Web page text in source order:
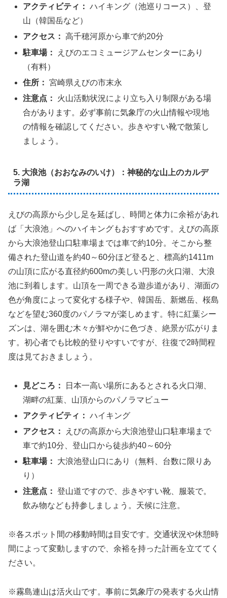
アクティビティ： ハイキング（池巡りコース）、登
山（韓国岳など）
アクセス： 高千穂河原から車で約20分
駐車場：
えびのエコミュージアムセンターにあり
（有料）
住所： 宮崎県えびの市末永
注意点：
火山活動状況により立ち入り制限がある場
合があります。必ず事前に気象庁の火山情報や現地
の情報を確認してください。歩きやすい靴で散策し
ましょう。
5. 大浪池（おおなみのいけ）：神秘的な山上のカルデ
ラ湖
えびの高原から少し足を延ばし、時間と体力に余裕があれ
ば「大浪池」へのハイキングもおすすめです。えびの高原
から大浪池登山口駐車場までは車で約10分。そこから整
備された登山道を約40～60分ほど登ると、標高約1411m
の山頂に広がる直径約600mの美しい円形の火口湖、大浪
池に到着します。山頂を一周できる遊歩道があり、湖面の
色が角度によって変化する様子や、韓国岳、新燃岳、桜島
などを望む360度のパノラマが楽しめます。特に紅葉シー
ズンは、湖を囲む木々が鮮やかに色づき、絶景が広がりま
す。初心者でも比較的登りやすいですが、往復で2時間程
度は見ておきましょう。
見どころ：
日本一高い場所にあるとされる火口湖、
湖畔の紅葉、山頂からのパノラマビュー
アクティビティ： ハイキング
アクセス：
えびの高原から大浪池登山口駐車場まで
車で約10分、登山口から徒歩約40～60分
駐車場：
大浪池登山口にあり（無料、台数に限りあ
り）
注意点： 登山道ですので、歩きやすい靴、服装で。
飲み物なども持参しましょう。天候に注意。
※各スポット間の移動時間は目安です。交通状況や休憩時
間によって変動しますので、余裕を持った計画を立ててく
ださい。
※霧島連山は活火山です。事前に気象庁の発表する火山情